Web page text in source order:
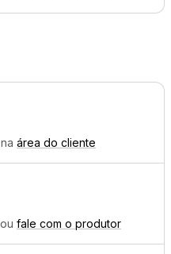
área do cliente
ou fale com o produtor